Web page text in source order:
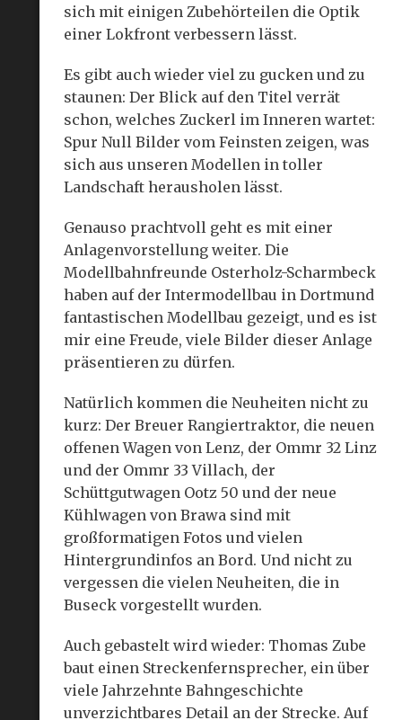
sich mit einigen Zubehörteilen die Optik
einer Lokfront verbessern lässt.
Es gibt auch wieder viel zu gucken und zu
staunen: Der Blick auf den Titel verrät
schon, welches Zuckerl im Inneren wartet:
Spur Null Bilder vom Feinsten zeigen, was
sich aus unseren Modellen in toller
Landschaft herausholen lässt.
Genauso prachtvoll geht es mit einer
Anlagenvorstellung weiter. Die
Modellbahnfreunde Osterholz-Scharmbeck
haben auf der Intermodellbau in Dortmund
fantastischen Modellbau gezeigt, und es ist
mir eine Freude, viele Bilder dieser Anlage
präsentieren zu dürfen.
Natürlich kommen die Neuheiten nicht zu
kurz: Der Breuer Rangiertraktor, die neuen
offenen Wagen von Lenz, der Ommr 32 Linz
und der Ommr 33 Villach, der
Schüttgutwagen Ootz 50 und der neue
Kühlwagen von Brawa sind mit
großformatigen Fotos und vielen
Hintergrundinfos an Bord. Und nicht zu
vergessen die vielen Neuheiten, die in
Buseck vorgestellt wurden.
Auch gebastelt wird wieder: Thomas Zube
baut einen Streckenfernsprecher, ein über
viele Jahrzehnte Bahngeschichte
unverzichtbares Detail an der Strecke. Auf